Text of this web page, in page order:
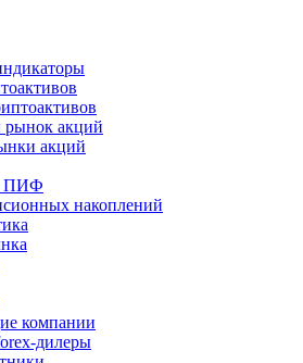
рынок акций
акций
ПИФ
накоплений
компании
дилеры